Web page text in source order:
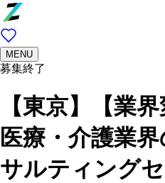
MENU
募集終了
【東京】【業
医療・介護業
サルティングセ